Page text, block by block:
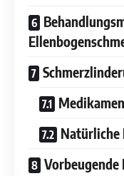
Vorbeugende